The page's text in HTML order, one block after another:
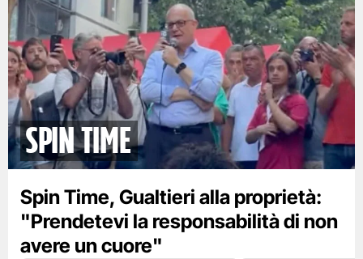
spin time
Spin Time, Gualtieri alla proprietà:
"Prendetevi la responsabilità di non
avere un cuore"